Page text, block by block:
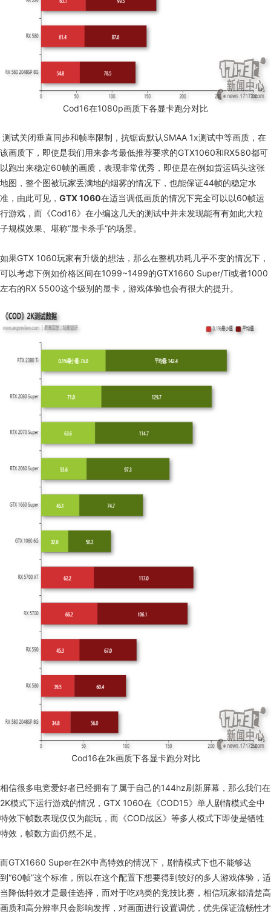
Cod16在1080p画质下各显卡跑分对比
测试关闭垂直同步和帧率限制，抗锯齿默认SMAA 1x测试中等画质，在
该画质下，即使是我们用来参考最低推荐要求的GTX1060和RX580都可
以跑出来稳定60帧的画质，表现非常优秀，即使是在例如货运码头这张
地图，整个图被玩家丢满地的烟雾的情况下，也能保证44帧的稳定水
准，由此可见， GTX 1060在适当调低画质的情况下完全可以以60帧运
行游戏，而《Cod16》在小编这几天的测试中并未发现能有有如此大粒
子规模效果、堪称“显卡杀手”的场景。
如果GTX 1060玩家有升级的想法，那么在整机功耗几乎不变的情况下，
可以考虑下例如价格区间在1099~1499的GTX1660 Super/Ti或者1000
左右的RX 5500这个级别的显卡，游戏体验也会有很大的提升。
Cod16在2k画质下各显卡跑分对比
相信很多电竞爱好者已经拥有了属于自己的144hz刷新屏幕，那么我们在
2K模式下运行游戏的情况， GTX 1060在 《COD15》 单人剧情模式全中
特效下帧数表现仅仅为能玩，而《COD战区》等多人模式下即使是牺牲
特效，帧数方面仍然不足。
而GTX1660 Super在2K中高特效的情况下，剧情模式下也不能够达
到“60帧”这个标准，所以在这个配置下想要得到较好的多人游戏体验，适
当降低特效才是最佳选择，而对于吃鸡类的竞技比赛，相信玩家都清楚高
画质和高分辨率只会影响发挥，对画面进行设置调优，优先保证流畅性才